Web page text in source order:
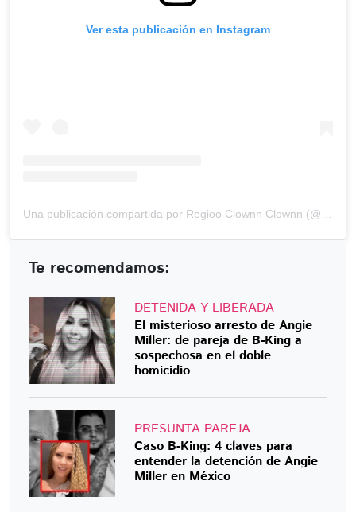
Ver esta publicación en Instagram
Te recomendamos:
DETENIDA Y LIBERADA
El misterioso arresto de Angie
Miller: de pareja de B-King a
sospechosa en el doble
homicidio
PRESUNTA PAREJA
Caso B-King: 4 claves para
entender la detención de Angie
Miller en México